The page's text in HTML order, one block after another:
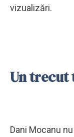
vizualizări.
Un trecut
Dani Mocanu